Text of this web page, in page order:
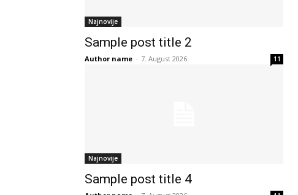
Najnovije
Sample post title 2
Author name - 7. August 2026. 11
Najnovije
Sample post title 4